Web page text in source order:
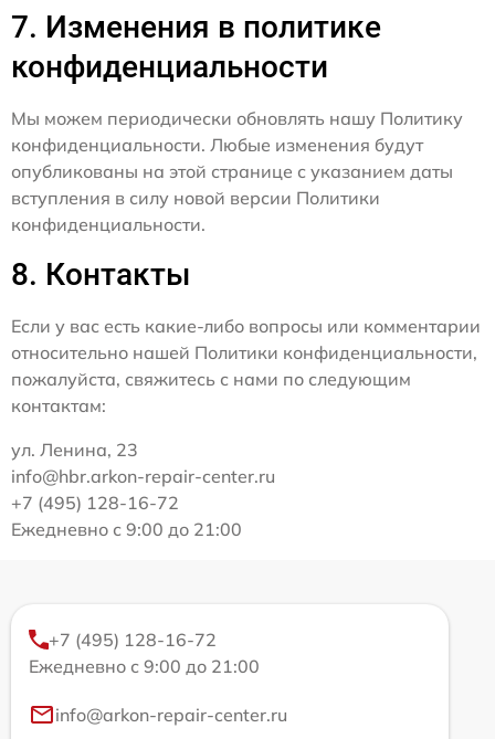
7. Изменения в политике
конфиденциальности
Мы можем периодически обновлять нашу Политику
конфиденциальности. Любые изменения будут
опубликованы на этой странице с указанием даты
вступления в силу новой версии Политики
конфиденциальности.
8. Контакты
Если у вас есть какие-либо вопросы или комментарии
относительно нашей Политики конфиденциальности,
пожалуйста, свяжитесь с нами по следующим
контактам:
ул. Ленина, 23
info@hbr.arkon-repair-center.ru
+7 (495) 128-16-72
Ежедневно с 9:00 до 21:00
+7 (495) 128-16-72
Ежедневно с 9:00 до 21:00
info@arkon-repair-center.ru